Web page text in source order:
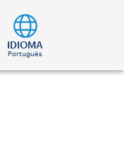
IDIOMA
Português